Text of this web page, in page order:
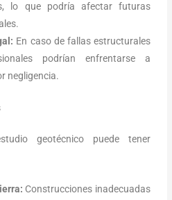
lo que podría afectar futuras
En caso de fallas estructurales
podrían enfrentarse a
negligencia.
geotécnico puede tener
Construcciones inadecuadas